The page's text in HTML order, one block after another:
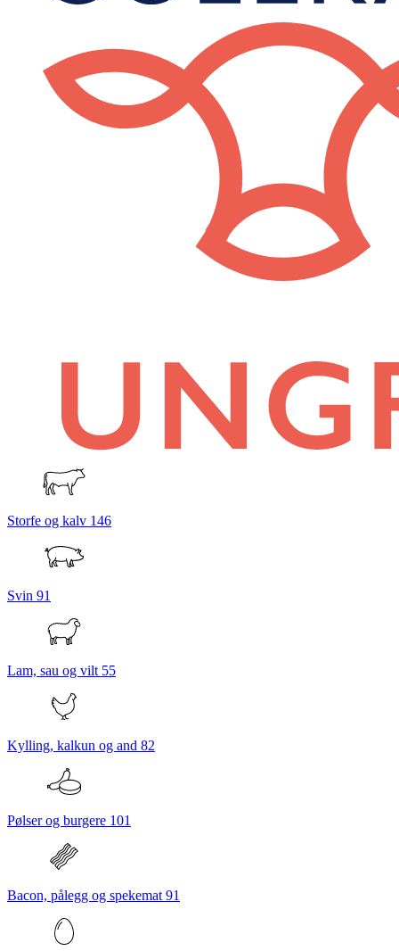
Storfe og kalv 146
Svin 91
Lam, sau og vilt 55
Kylling, kalkun og and 82
Pølser og burgere 101
Bacon, pålegg og spekemat 91